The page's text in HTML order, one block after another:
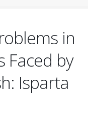
in
Faced by
Isparta